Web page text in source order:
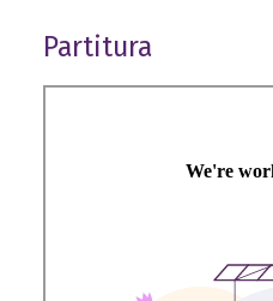
Partitura